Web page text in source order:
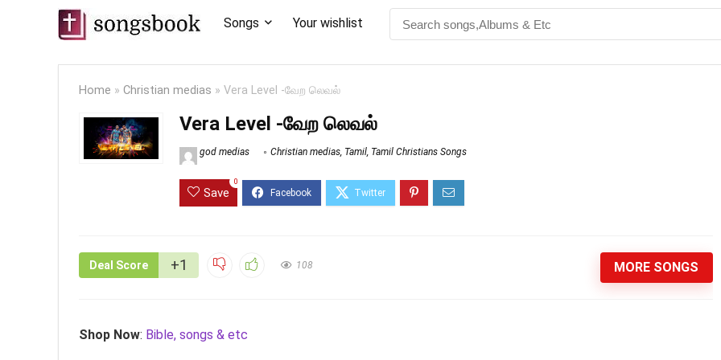
Songs Your wishlist
Home » Christian medias » Vera Level -வேற லெவல்
Vera Level -வேற லெவல்
god medias Christian medias, Tamil, Tamil Christians Songs
Save
0
Deal Score +1 108 MORE SONGS
Shop Now: Bible, songs & etc